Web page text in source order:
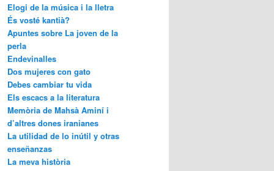
Elogi de la música i la lletra
És vosté kantià?
Apuntes sobre La joven de la
perla
Endevinalles
Dos mujeres con gato
Debes cambiar tu vida
Els escacs a la literatura
Memòria de Mahsà Aminí i
d’altres dones iranianes
La utilidad de lo inútil y otras
enseñanzas
La meva història